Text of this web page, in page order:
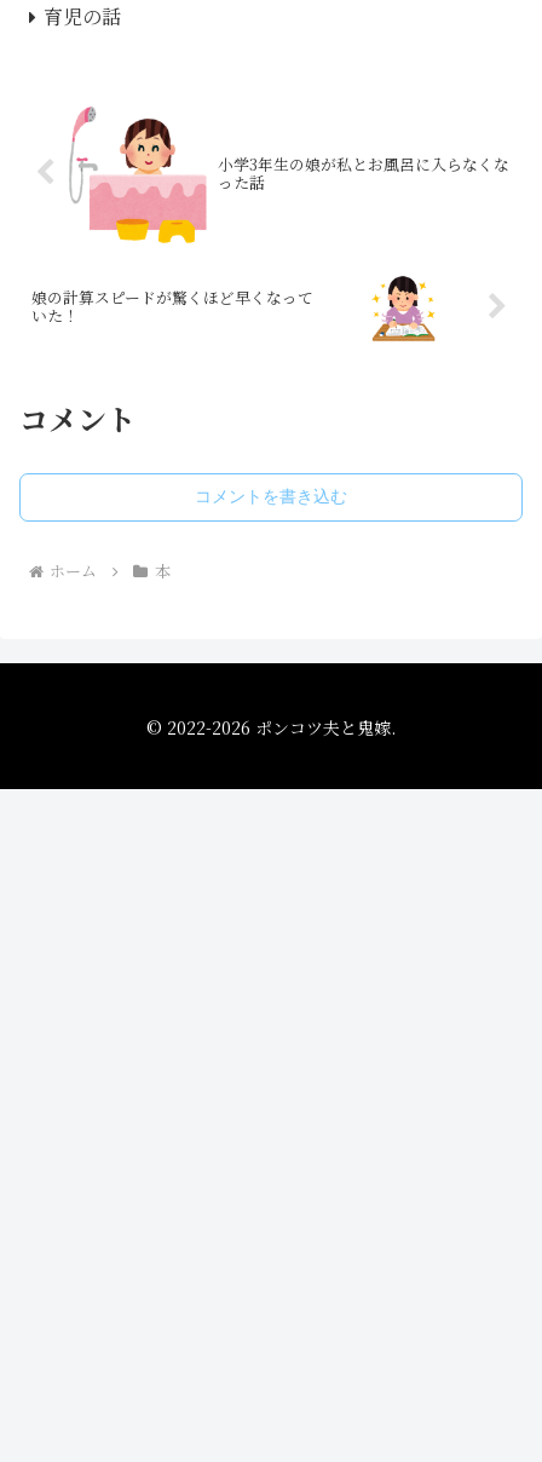
育児の話
小学3年生の娘が私とお風呂に入らなくな
った話
娘の計算スピードが驚くほど早くなって
いた！
コメント
コメントを書き込む
ホーム 本
© 2022-2026 ポンコツ夫と鬼嫁.